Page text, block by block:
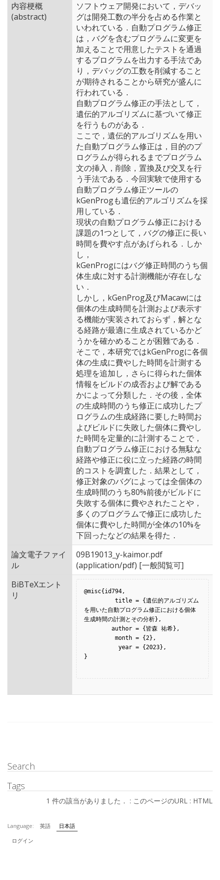
内容梗概
(abstract)
ソフトウェア開発において，デバッ
グは開発工数の半分を占める作業と
いわれている．自動プログラム修正
は，バグを含むプログラムに変更を
加えることで用意したテストを通過
するプログラムを出力する手法であ
り，デバッグの工数を削減すること
が期待されることから研究が盛んに
行われている．
自動プログラム修正の手法として，
遺伝的アルゴリズムに基づいて修正
を行うものがある．
ここで，遺伝的アルゴリズムを用い
た自動プログラム修正は，目的のプ
ログラムが得られるまでプログラム
文の挿入，削除，置換及び交叉を行
う手法である．今回実験で使用する
自動プログラム修正ツールの
kGenProgも遺伝的アルゴリズムを採
用している．
現状の自動プログラム修正における
課題の1つとして，バグの修正に長い
時間を費やす点があげられる．しか
し，
kGenProgにはバグ修正時間のうち個
体生成に対する計測機能が存在しな
い．
しかし，kGenProg及びMacawには
個体の生成時間を計測および表示す
る機能が実装されておらず，解とな
る経路が最適に生成されているかど
うかを確かめることが困難である．
そこで，本研究ではkGenProgに各個
体の生成に費やした時間を計測する
処理を追加し，さらに得られた個体
情報をビルドの成否および解である
かによって分類した．その後，全体
の生成時間のうち修正に成功したプ
ログラムの生成経路に要した時間お
よびビルドに失敗した個体に費やし
た時間を定量的に計測することで，
自動プログラム修正における無駄な
経路や修正に役に立った経路の時間
的コストを調査した．結果として，
修正対象のバグによっては全個体の
生成時間のうち80%前後がビルドに
失敗する個体に費やされたことや，
多くのプログラムで修正に成功した
個体に費やした時間が全体の10%を
下回ったなどの結果を得た．
論文電子ファイ
ル
09B19013_y-kaimor.pdf
(application/pdf) [一般閲覧可]
BiBTeXエント
リ
@misc{id794,
を用いた自動プログラム修正における個体
生成時間の計測とその分析},
}
Search
Tags
1 件の該当がありました． : このページのURL : HTML
Language: 英語
日本語
ログイン